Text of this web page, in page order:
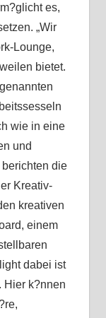
es,
„Wir
Lounge,
bietet.
wie in eine
und
berichten die
Kreativ-
kreativen
einem
dabei ist
Hier k?nnen